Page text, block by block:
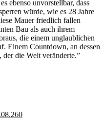
ebenso unvorstellbar, dass
würde, wie es 28 Jahre
Mauer friedlich fallen
Bau als auch ihrem
die einem unglaublichen
Einem Countdown, an dessen
die Welt veränderte.”
0